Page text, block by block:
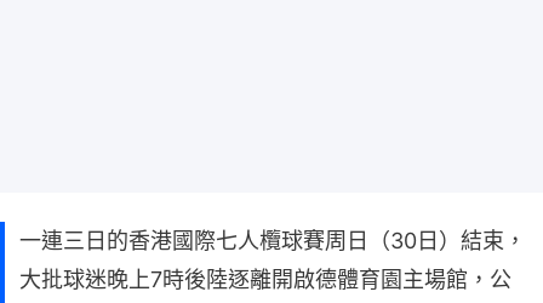
一連三日的香港國際七人欖球賽周日（30日）結束，
大批球迷晚上7時後陸逐離開啟德體育園主場館，公